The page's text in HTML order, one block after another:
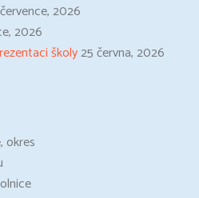
2026
2026
školy25 června, 2026
okres